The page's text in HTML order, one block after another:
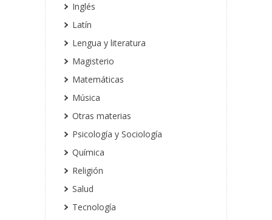
Inglés
Latín
Lengua y literatura
Magisterio
Matemáticas
Música
Otras materias
Psicología y Sociología
Química
Religión
Salud
Tecnología